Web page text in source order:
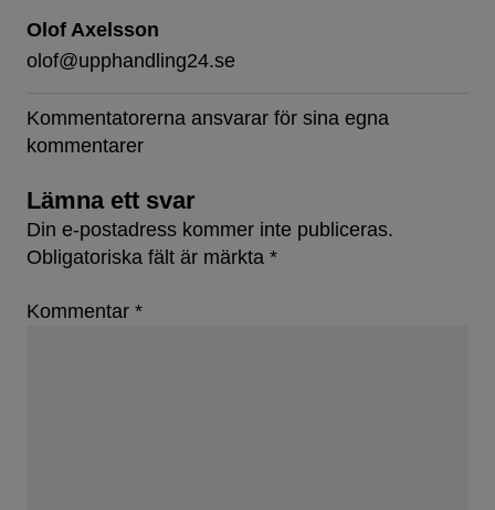
Olof Axelsson
olof@upphandling24.se
Kommentatorerna ansvarar för sina egna
kommentarer
Lämna ett svar
Din e-postadress kommer inte publiceras.
Obligatoriska fält är märkta *
Kommentar *